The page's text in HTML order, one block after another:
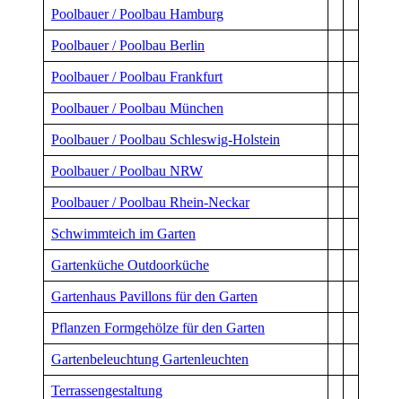
Poolbauer / Poolbau Hamburg
Poolbauer / Poolbau Berlin
Poolbauer / Poolbau Frankfurt
Poolbauer / Poolbau München
Poolbauer / Poolbau Schleswig-Holstein
Poolbauer / Poolbau NRW
Poolbauer / Poolbau Rhein-Neckar
Schwimmteich im Garten
Gartenküche Outdoorküche
Gartenhaus Pavillons für den Garten
Pflanzen Formgehölze für den Garten
Gartenbeleuchtung Gartenleuchten
Terrassengestaltung